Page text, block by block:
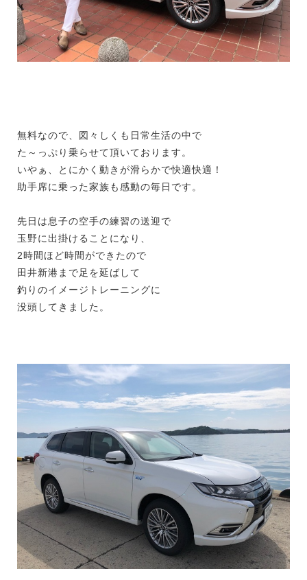
無料なので、図々しくも日常生活の中で
た～っぷり乗らせて頂いております。
いやぁ、とにかく動きが滑らかで快適快適！
助手席に乗った家族も感動の毎日です。
先日は息子の空手の練習の送迎で
玉野に出掛けることになり、
2時間ほど時間ができたので
田井新港まで足を延ばして
釣りのイメージトレーニングに
没頭してきました。